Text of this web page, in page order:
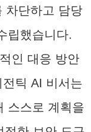
차단하고 담당
립했습니다.
인 대응 방안
틱 AI 비서는
스스로 계획을